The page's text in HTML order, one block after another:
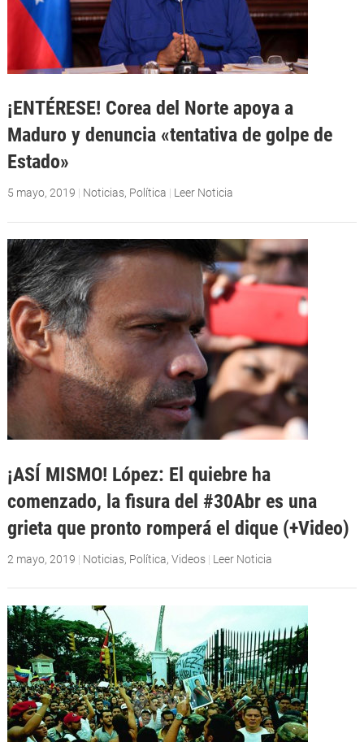
¡ENTÉRESE! Corea del Norte apoya a
Maduro y denuncia «tentativa de golpe de
Estado»
5 mayo, 2019 | Noticias, Política | Leer Noticia
¡ASÍ MISMO! López: El quiebre ha
comenzado, la fisura del #30Abr es una
grieta que pronto romperá el dique (+Video)
2 mayo, 2019 | Noticias, Política, Videos | Leer Noticia